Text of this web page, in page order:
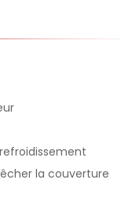
la couverture